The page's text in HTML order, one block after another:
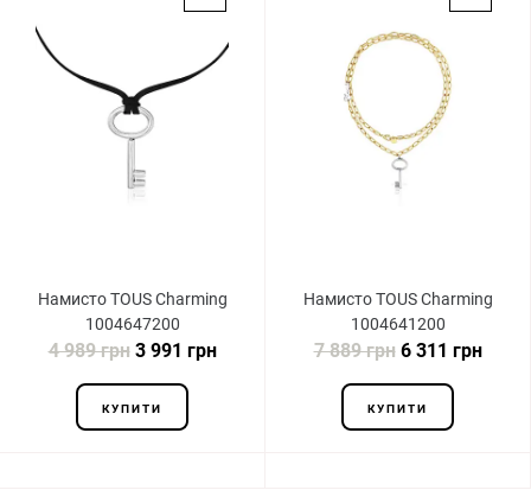
Намисто TOUS Charming
1004647200
4 989 грн3 991 грн
КУПИТИ
Намисто TOUS Charming
1004641200
7 889 грн6 311 грн
КУПИТИ